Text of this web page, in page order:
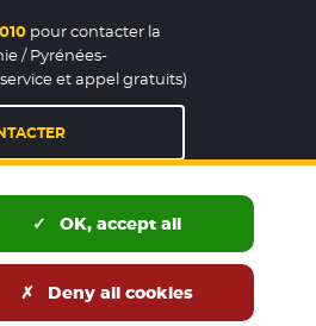
pour contacter la
/ Pyrénées-
et appel gratuits)
DE RÉGION
conforme
OK, accept all
Deny all cookies